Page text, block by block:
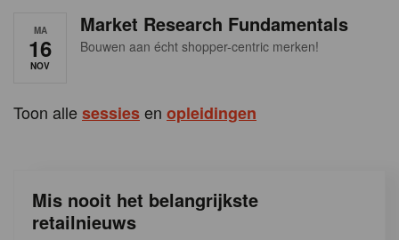
MA
16
NOV
Market Research Fundamentals
Bouwen aan écht shopper-centric merken!
Toon allesessiesen opleidingen
Mis nooit het belangrijkste
retailnieuws